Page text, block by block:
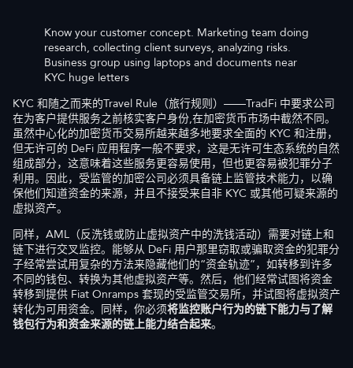
Know your customer concept. Marketing team doing
research, collecting client surveys, analyzing risks.
Business group using laptops and documents near
KYC huge letters
KYC 和随之而来的Travel Rule（旅行规则）——TradFi 中要求公司
在为客户提供服务之前核实客户身份,在加密货币市场中截然不同。
虽然中心化的加密货币交易所越来越多地要求全面的 KYC 和注册，
但无许可的 DeFi 应用程序一般不要求，这是无许可生态系统的自然
组成部分，这意味着这些服务更容易使用，但也更容易被犯罪分子
利用。因此，受监管的加密公司必须具备链上监管技术能力，以确
保他们知道资金的来源，并且不接受来自非 KYC 或其他可疑来源的
虚拟资产。
同样，AML（反洗钱或防止虚拟资产中的洗钱活动）需要对链上和
链下进行交叉监控。能够从 DeFi 用户那里窃取或骗取资金的犯罪分
子经常尝试用复杂的方法来隐藏他们的“资金轨迹”，如转移到许多
不同的钱包、转换为其他虚拟资产等。然后，他们经常试图将资金
转移到提供 Fiat Onramps 套现的受监管交易所，并试图将虚拟资产
转化为可用资金。同样，你必须将监控账户行为的链下能力与了解
钱包行为和资金来源的链上能力结合起来。